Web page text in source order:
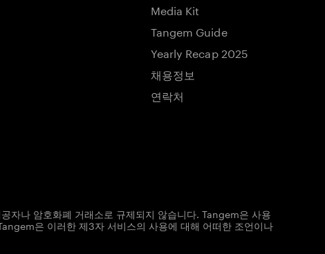
Media Kit
Tangem Guide
Yearly Recap 2025
채용정보
연락처
자나 암호화폐 거래소로 규제되지 않습니다. Tangem은 사용
은 이러한 제3자 서비스의 사용에 대해 어떠한 조언이나